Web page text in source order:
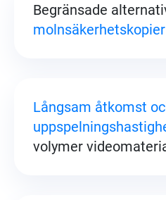
Begränsade
Långsam åtkomst
volymer